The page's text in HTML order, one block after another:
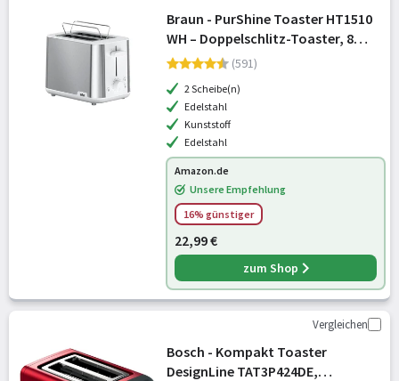
Braun - PurShine Toaster HT1510
WH – Doppelschlitz-Toaster, 8
Röstgrade, Aufwärm- &
Krümelschale, 900 Watt, Weiß
(591)
2 Scheibe(n)
Edelstahl
Kunststoff
Edelstahl
Amazon.de
Unsere Empfehlung
16% günstiger
22,99 €
zum Shop
Vergleichen
Bosch - Kompakt Toaster
DesignLine TAT3P424DE,